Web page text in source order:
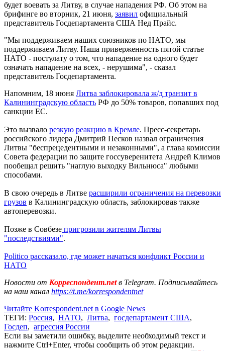
будет воевать за Литву, в случае нападения РФ. Об этом на
брифинге во вторник, 21 июня, заявил официальный
представитель Госдепартамента США Нед Прайс.
"Мы поддерживаем наших союзников по НАТО, мы
поддерживаем Литву. Наша приверженность пятой статье
НАТО - постулату о том, что нападение на одного будет
означать нападение на всех, - нерушима", - сказал
представитель Госдепартамента.
Напомним, 18 июня Литва заблокировала ж/д транзит в
Калининградскую область РФ до 50% товаров, попавших под
санкции ЕС.
Это вызвало резкую реакцию в Кремле. Пресс-секретарь
российского лидера Дмитрий Песков назвал ограничения
Литвы "беспрецедентными и незаконными", а глава комиссии
Совета федерации по защите госсуверенитета Андрей Климов
пообещал решить "наглую выходку Вильнюса" любыми
способами.
В свою очередь в Литве расширили ограничения на перевозки
грузов в Калининградскую область, заблокировав также
автоперевозки.
Позже в Совбезе пригрозили жителям Литвы
"последствиями".
Politico рассказало, где может начаться конфликт России и
НАТО
Новости от Корреспондент.netв Telegram. Подписывайтесь
на наш канал https://t.me/korrespondentnet
Читайте Korrespondent.net в Google News
ТЕГИ: Россия, НАТО, Литва, госдепартамент США,
Госдеп, агрессия России
Если вы заметили ошибку, выделите необходимый текст и
нажмите Ctrl+Enter, чтобы сообщить об этом редакции.